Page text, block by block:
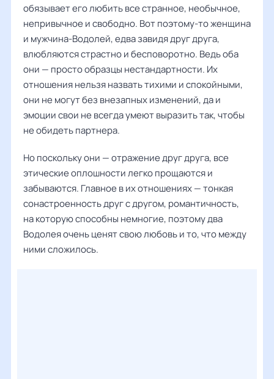
обязывает его любить все странное, необычное,
непривычное и свободно. Вот поэтому-то женщина
и мужчина-Водолей, едва завидя друг друга,
влюбляются страстно и бесповоротно. Ведь оба
они — просто образцы нестандартности. Их
отношения нельзя назвать тихими и спокойными,
они не могут без внезапных изменений, да и
эмоции свои не всегда умеют выразить так, чтобы
не обидеть партнера.
Но поскольку они — отражение друг друга, все
этические оплошности легко прощаются и
забываются. Главное в их отношениях — тонкая
сонастроенность друг с другом, романтичность,
на которую способны немногие, поэтому два
Водолея очень ценят свою любовь и то, что между
ними сложилось.